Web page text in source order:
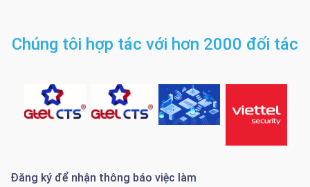
Chúng tôi hợp tác với hơn 2000 đối tác
Đăng ký để nhận thông báo việc làm